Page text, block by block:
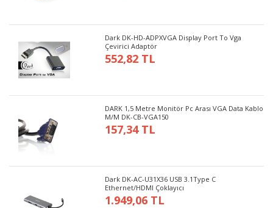
Dark DK-HD-ADPXVGA Display Port To Vga
Çevirici Adaptör
552,82 TL
DARK 1,5 Metre Monitör Pc Arası VGA Data Kablo
M/M DK-CB-VGA150
157,34 TL
Dark DK-AC-U31X36 USB 3.1Type C
Ethernet/HDMI Çoklayıcı
1.949,06 TL